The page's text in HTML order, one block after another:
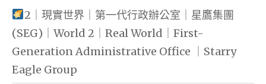
2｜現實世界｜第一代行政辦公室｜星鷹集團
(SEG)｜World 2｜Real World｜First-
Generation Administrative Office ｜Starry
Eagle Group